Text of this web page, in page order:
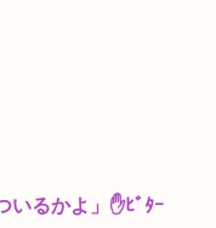
いるかよ」✋ﾋﾞﾀｰ